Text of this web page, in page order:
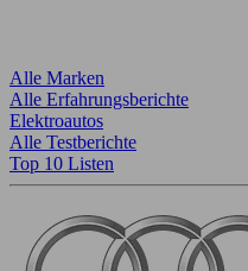
Alle Marken
Alle Erfahrungsberichte
Elektroautos
Alle Testberichte
Top 10 Listen